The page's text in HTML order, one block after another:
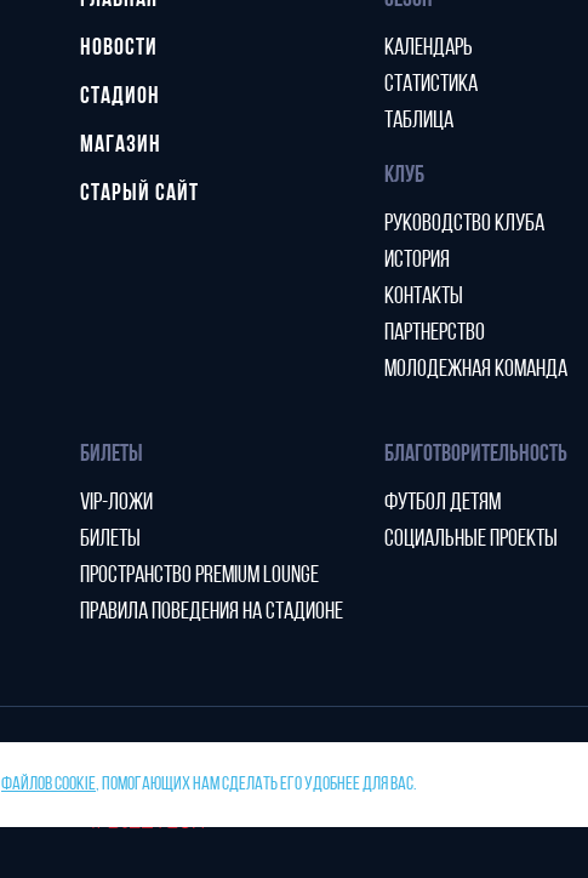
НОВОСТИ
СТАДИОН
МАГАЗИН
СТАРЫЙ САЙТ
КАЛЕНДАРЬ
СТАТИСТИКА
ТАБЛИЦА
КЛУБ
РУКОВОДСТВО КЛУБА
ИСТОРИЯ
КОНТАКТЫ
ПАРТНЕРСТВО
МОЛОДЕЖНАЯ КОМАНДА
БИЛЕТЫ
VIP-ЛОЖИ
БИЛЕТЫ
ПРОСТРАНСТВО PREMIUM LOUNGE
ПРАВИЛА ПОВЕДЕНИЯ НА СТАДИОНЕ
БЛАГОТВОРИТЕЛЬНОСТЬ
ФУТБОЛ ДЕТЯМ
СОЦИАЛЬНЫЕ ПРОЕКТЫ
ФАЙЛОВ COOKIE, ПОМОГАЮЩИХ НАМ СДЕЛАТЬ ЕГО УДОБНЕЕ ДЛЯ ВАС.